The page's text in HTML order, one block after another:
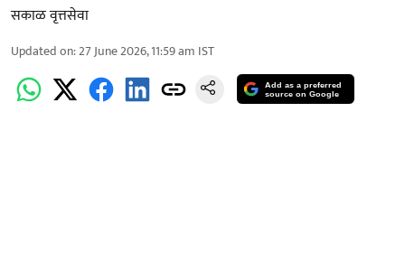
सकाळ वृत्तसेवा
Updated on:27 June 2026, 11:59 am IST
Add as a preferred
source on Google